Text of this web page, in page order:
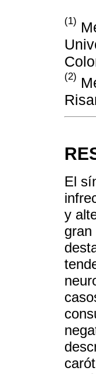
(1)
(2)
El
y
gran